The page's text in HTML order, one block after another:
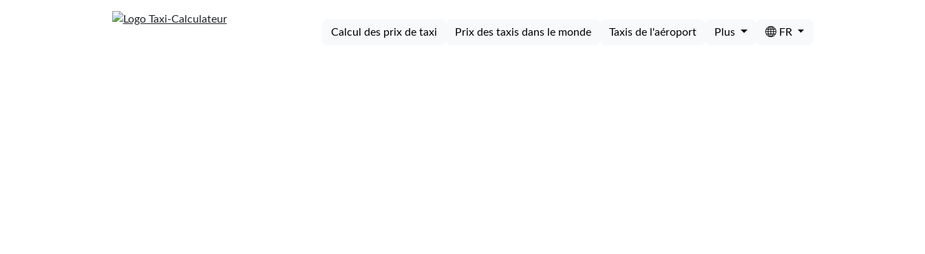
Calcul des prix de taxi Prix des taxis dans le monde Taxis de l'aéroport Plus FR